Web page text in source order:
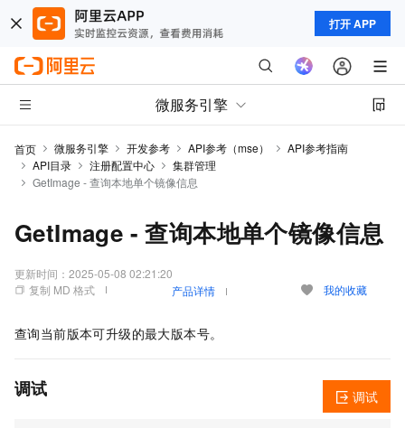
打开 APP
微服务引擎
首页 微服务引擎 开发参考 API参考（mse）
API参考指南
API目录
注册配置中心
集群管理
GetImage - 查询本地单个镜像信息
GetImage - 查询本地单个镜像信息
更新时间： 2025-05-08 02:21:20
复制 MD 格式
产品详情 我的收藏
查询当前版本可升级的最大版本号。
调试 调试